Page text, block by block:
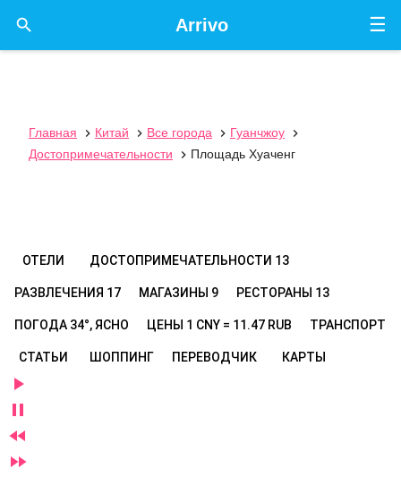
☰
Arrivo

Главная  Китай  Все города  Гуанчжоу

Достопримечательности
 Площадь Хуаченг
ОТЕЛИ ДОСТОПРИМЕЧАТЕЛЬНОСТИ 13
РАЗВЛЕЧЕНИЯ 17 МАГАЗИНЫ 9 РЕСТОРАНЫ 13
ПОГОДА 34°, ЯСНО ЦЕНЫ 1 CNY = 11.47 RUB ТРАНСПОРТ
СТАТЬИ ШОППИНГ ПЕРЕВОДЧИК КАРТЫ



